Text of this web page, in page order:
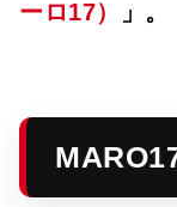
ーロ17）
」。